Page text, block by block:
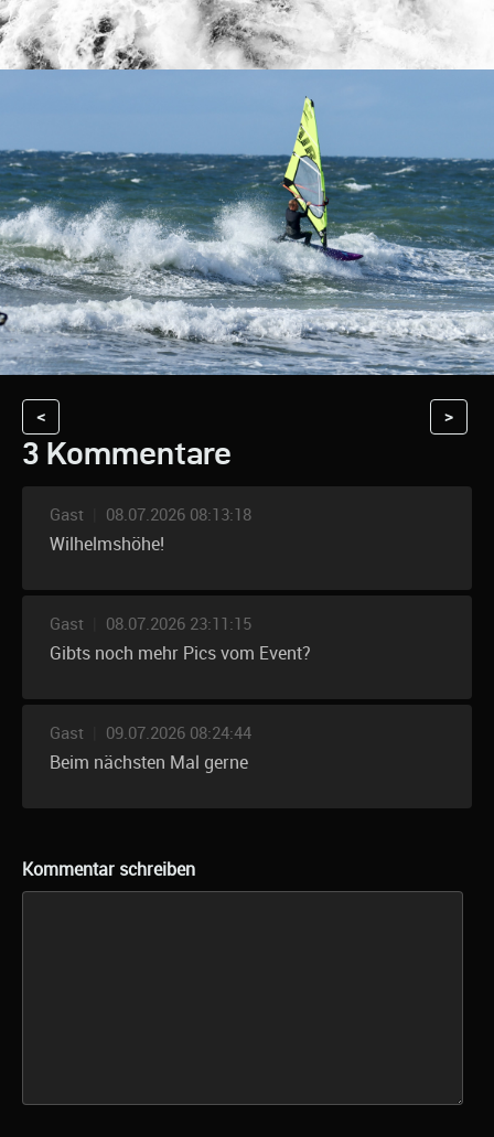
< >
3 Kommentare
Gast 08.07.2026 08:13:18
Wilhelmshöhe!
Gast 08.07.2026 23:11:15
Gibts noch mehr Pics vom Event?
Gast 09.07.2026 08:24:44
Beim nächsten Mal gerne
Kommentar schreiben